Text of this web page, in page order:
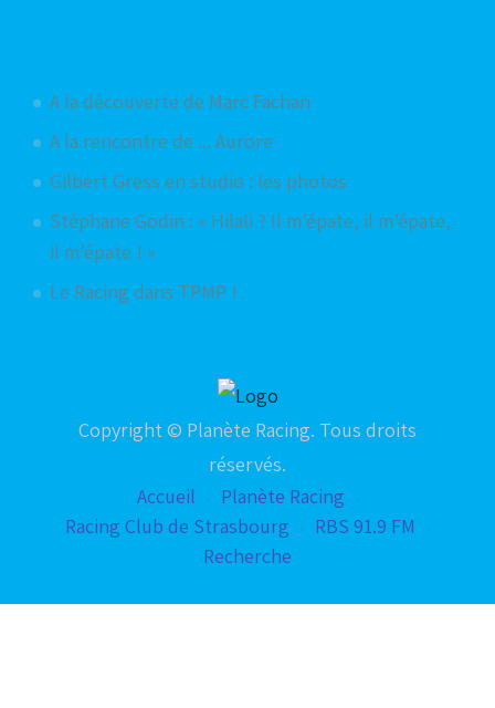
A la découverte de Marc Fachan
A la rencontre de ... Aurore
Gilbert Gress en studio : les photos
Stéphane Godin : « Hilali ? Il m’épate, il m’épate,
il m’épate ! »
Le Racing dans TPMP !
Copyright © Planète Racing. Tous droits
réservés.
Accueil
Planète Racing
Racing Club de Strasbourg
RBS 91.9 FM
Recherche